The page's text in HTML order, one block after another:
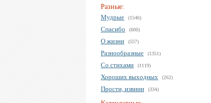
Разные:
Мудрые
(1546)
Спасибо (600)
О жизни (557)
Разнообразные (1351)
Со стихами (1119)
Хороших выходных (262)
Прости, извини (334)